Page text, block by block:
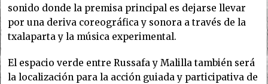
sonido donde la premisa principal es dejarse llevar
por una deriva coreográfica y sonora a través de la
txalaparta y la música experimental.
El espacio verde entre Russafa y Malilla también será
la localización para la acción guiada y participativa de